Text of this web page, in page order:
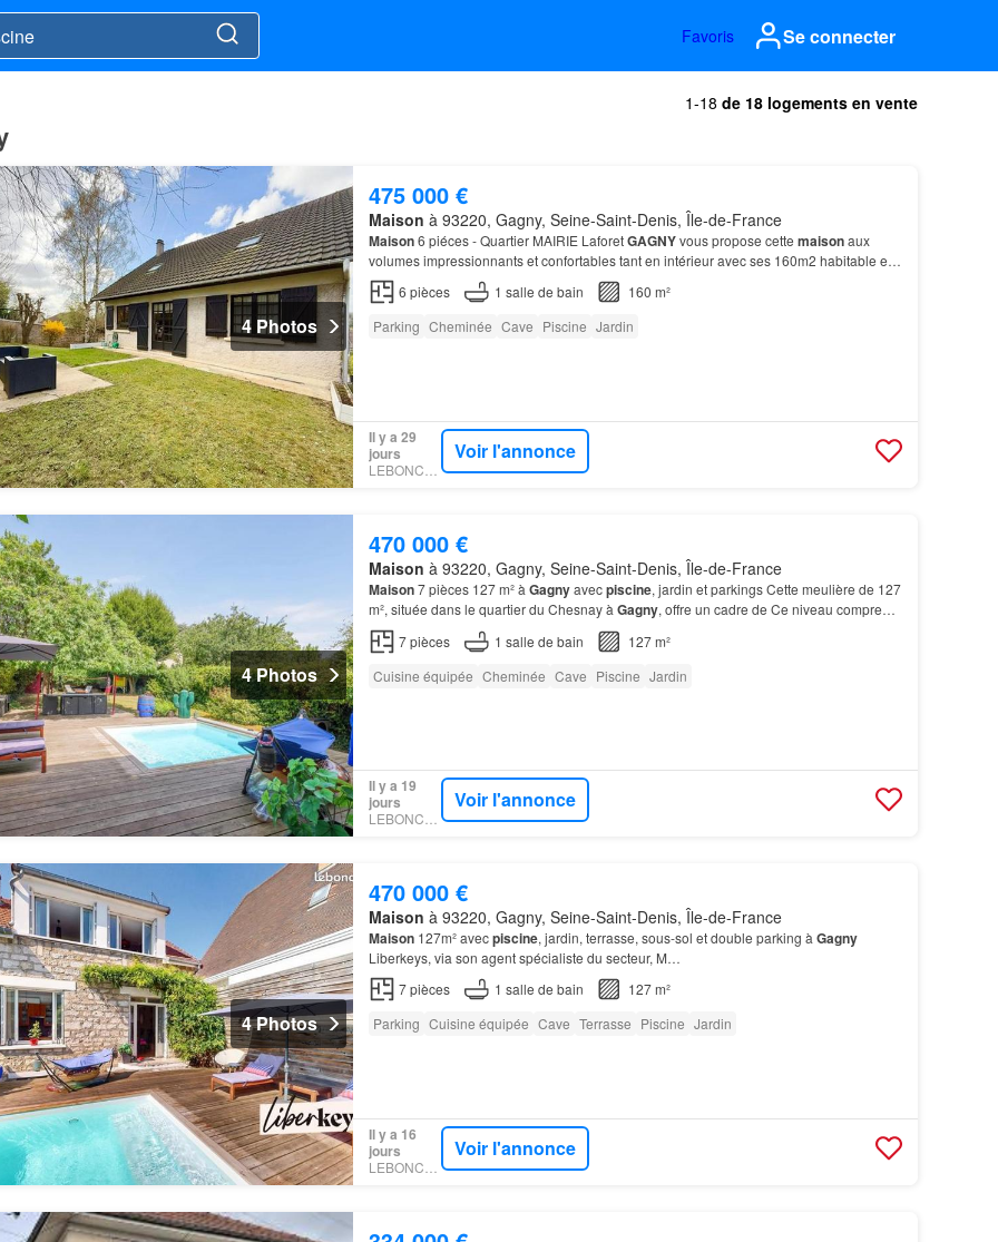
Favoris Se connecter
1-18 de 18 logements en vente
4 Photos
475 000 €
Maison à 93220, Gagny, Seine-Saint-Denis, Île-de-France
Maison6 piéces - Quartier MAIRIE LaforetGAGNYvous propose cette maisonaux
volumes impressionnants et confortables tant en intérieur avec ses 160m2 habitable et
256m2 utile, et un extérieur avec 734m2 de terrain et une PIS…
6 pièces 1 salle de bain
160 m²
Parking Cheminée Cave Piscine Jardin
Il y a 29
jours
LEBONCOIN
Voir l'annonce
4 Photos
470 000 €
Maison à 93220, Gagny, Seine-Saint-Denis, Île-de-France
Maison7 pièces 127 m² à Gagnyavecpiscine, jardin et parkings Cette meulière de 127
m², située dans le quartier du Chesnay à Gagny, offre un cadre de Ce niveau comprend
également un local technique
et des espaces de…
7pièces 1 salle de bain
127 m²
Cuisine équipée Cheminée Cave Piscine Jardin
Il y a 19
jours
LEBONCOIN
Voir l'annonce
4 Photos
470 000 €
Maison à 93220, Gagny, Seine-Saint-Denis, Île-de-France
Maison127m² avecpiscine, jardin, terrasse, sous-sol et double parking à Gagny
Liberkeys, via son agent spécialiste du secteur, M…
7pièces 1 salle de bain
127 m²
Parking Cuisine équipée Cave Terrasse Piscine Jardin
Il y a 16
jours
LEBONCOIN
Voir l'annonce